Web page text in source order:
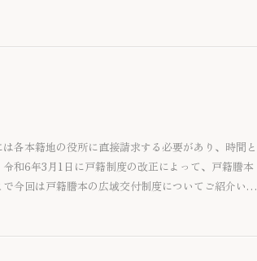
各本籍地の役所に直接請求する必要があり、時間と
和6年3月1日に戸籍制度の改正によって、戸籍謄本
今回は戸籍謄本の広域交付制度についてご紹介いた